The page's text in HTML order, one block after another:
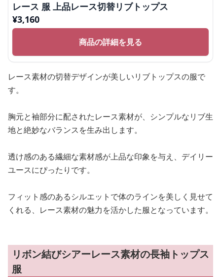
レース 服 上品レース切替リブトップス
¥3,160
商品の詳細を見る
レース素材の切替デザインが美しいリブトップスの服で
す。
胸元と袖部分に配されたレース素材が、シンプルなリブ生
地と絶妙なバランスを生み出します。
透け感のある繊細な素材感が上品な印象を与え、デイリー
ユースにぴったりです。
フィット感のあるシルエットで体のラインを美しく見せて
くれる、レース素材の魅力を活かした服となっています。
リボン結びシアーレース素材の長袖トップス
服